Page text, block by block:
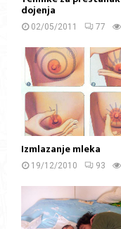
dojenja
02/05/2011 77
Izmlazanje mleka
19/12/2010 93